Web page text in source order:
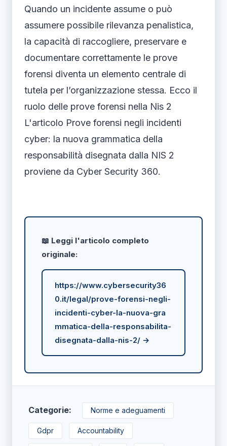
Quando un incidente assume o può
assumere possibile rilevanza penalistica,
la capacità di raccogliere, preservare e
documentare correttamente le prove
forensi diventa un elemento centrale di
tutela per l’organizzazione stessa. Ecco il
ruolo delle prove forensi nella Nis 2
L'articolo Prove forensi negli incidenti
cyber: la nuova grammatica della
responsabilità disegnata dalla NIS 2
proviene da Cyber Security 360.
📖 Leggi l'articolo completo
originale:
https://www.cybersecurity36
0.it/legal/prove-forensi-negli-
incidenti-cyber-la-nuova-gra
mmatica-della-responsabilita-
disegnata-dalla-nis-2/ →
Categorie: Norme e adeguamenti
Gdpr Accountability